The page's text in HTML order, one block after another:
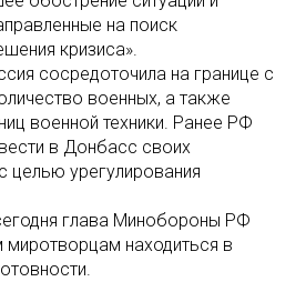
на поиск
кризиса».
сосредоточила на границе с
военных, а также
военной техники. Ранее РФ
в Донбасс своих
целью урегулирования
глава Минобороны РФ
миротворцам находиться в